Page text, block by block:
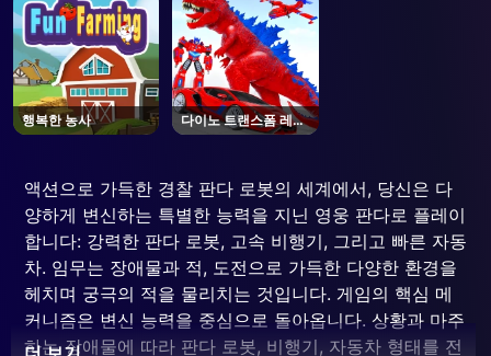
행복한 농사
다이노 트랜스폼 레이
스
액션으로 가득한 경찰 판다 로봇의 세계에서, 당신은 다
양하게 변신하는 특별한 능력을 지닌 영웅 판다로 플레이
합니다: 강력한 판다 로봇, 고속 비행기, 그리고 빠른 자동
차. 임무는 장애물과 적, 도전으로 가득한 다양한 환경을
헤치며 궁극의 적을 물리치는 것입니다. 게임의 핵심 메
커니즘은 변신 능력을 중심으로 돌아옵니다. 상황과 마주
하는 장애물에 따라 판다 로봇, 비행기, 자동차 형태를 전